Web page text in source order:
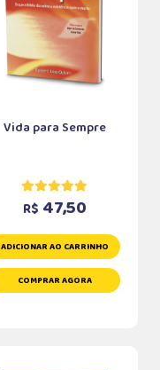
Vida para Sempre
R$ 47,50
ADICIONAR AO CARRINHO
COMPRAR AGORA